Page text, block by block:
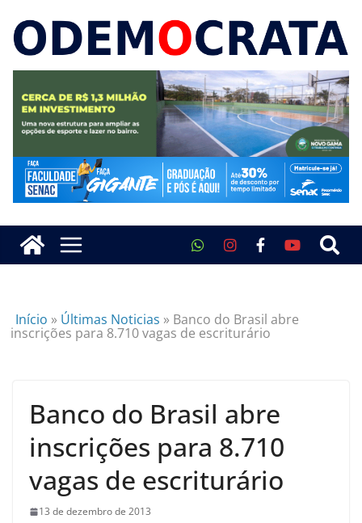
Início » Últimas Noticias » Banco do Brasil abre
inscrições para 8.710 vagas de escriturário
Banco do Brasil abre
inscrições para 8.710
vagas de escriturário
13 de dezembro de 2013